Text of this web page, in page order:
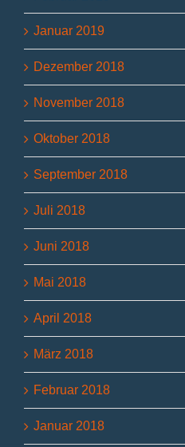
Januar 2019
Dezember 2018
November 2018
Oktober 2018
September 2018
Juli 2018
Juni 2018
Mai 2018
April 2018
März 2018
Februar 2018
Januar 2018